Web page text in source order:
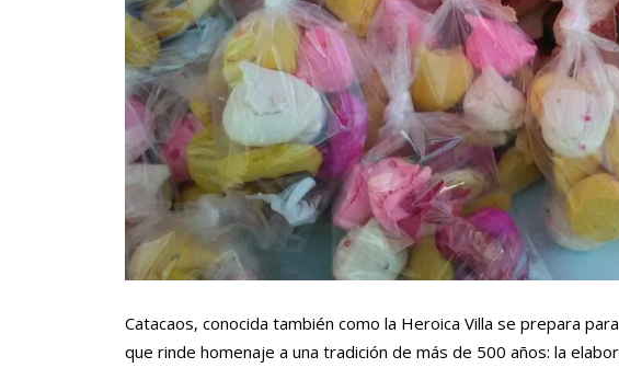
Catacaos, conocida también como la Heroica Villa se prepara
que rinde homenaje a una tradición de más de 500 años: la